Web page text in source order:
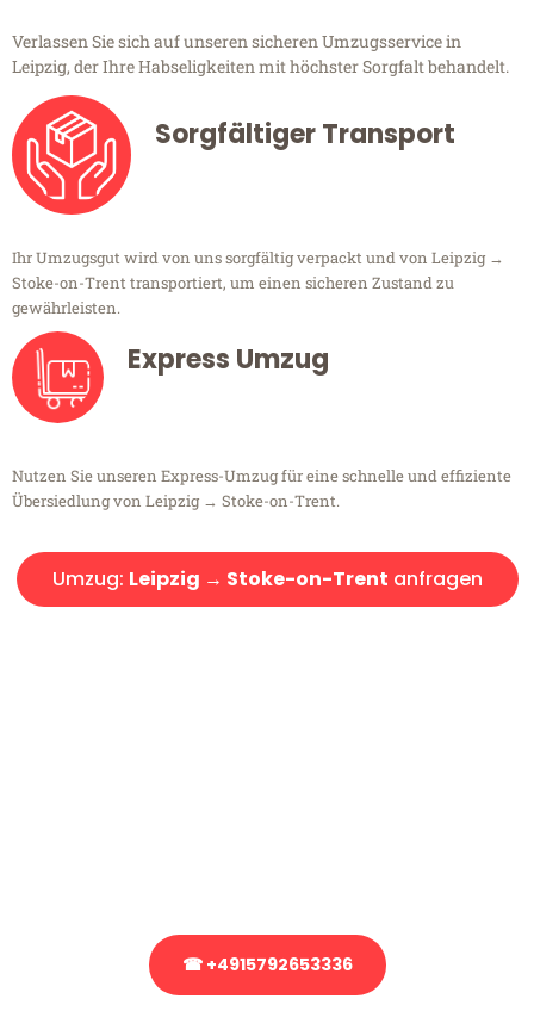
Verlassen Sie sich auf unseren sicheren Umzugsservice in
Leipzig, der Ihre Habseligkeiten mit höchster Sorgfalt behandelt.
Sorgfältiger Transport
Ihr Umzugsgut wird von uns sorgfältig verpackt und von Leipzig →
Stoke-on-Trent transportiert, um einen sicheren Zustand zu
gewährleisten.
Express Umzug
Nutzen Sie unseren Express-Umzug für eine schnelle und effiziente
Übersiedlung von Leipzig → Stoke-on-Trent.
Umzug: Leipzig → Stoke-on-Trent anfragen
☎ +4915792653336